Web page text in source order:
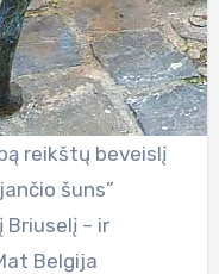
reikštų beveislį
šuns”
– ir
Belgija